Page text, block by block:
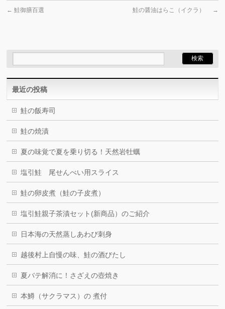
← 鮭御膳百選 鮭の醤油はらこ（イクラ） →
最近の投稿
鮭の飯寿司
鮭の焼漬
夏の味覚で夏を乗り切る！天然岩牡蠣
塩引鮭 尾せんべい用スライス
鮭の卵皮煮（鮭の子皮煮）
塩引鮭親子茶漬セット(新商品）のご紹介
日本海の天然蒸しあわび刺身
越後村上自慢の味、鮭の酒びたし
夏バテ解消に！さざえの壺焼き
本鱒（サクラマス）の 煮付